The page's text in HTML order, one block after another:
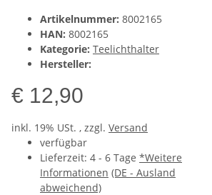
Artikelnummer: 8002165
HAN: 8002165
Kategorie: Teelichthalter
Hersteller:
€ 12,90
inkl. 19% USt. , zzgl. Versand
verfügbar
Lieferzeit: 4 - 6 Tage *Weitere
Informationen (DE - Ausland
abweichend)